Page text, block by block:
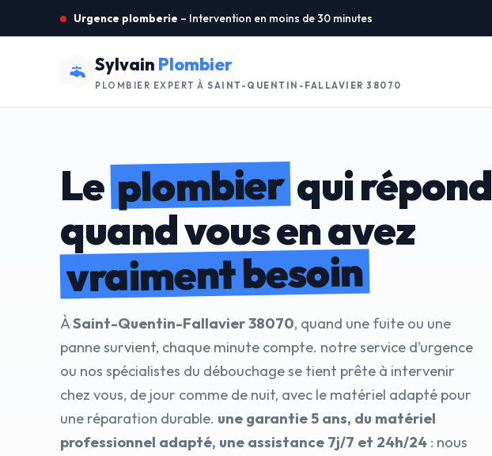
Urgence plomberie – Intervention en moins de 30 minutes
Sylvain Plombier
PLOMBIER EXPERT À SAINT-QUENTIN-FALLAVIER 38070
Leplombierqui répond
quand vous en avez
vraiment besoin
ÀSaint-Quentin-Fallavier 38070, quand une fuite ou une
panne survient, chaque minute compte. notre service d’urgence
ou nos spécialistes du débouchage se tient prête à intervenir
chez vous, de jour comme de nuit, avec le matériel adapté pour
une réparation durable. une garantie 5 ans, du matériel
professionnel adapté, une assistance 7j/7 et 24h/24 : nous